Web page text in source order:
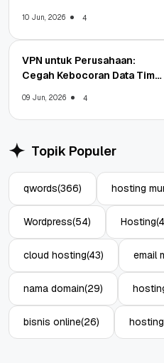
10 Jun, 2026 4
VPN untuk Perusahaan:
Cegah Kebocoran Data Tim
09 Jun, 2026 4
Topik Populer
qwords(366) hosting
Wordpress(54) Hosting
cloud hosting(43) email
nama domain(29)
bisnis online(26)